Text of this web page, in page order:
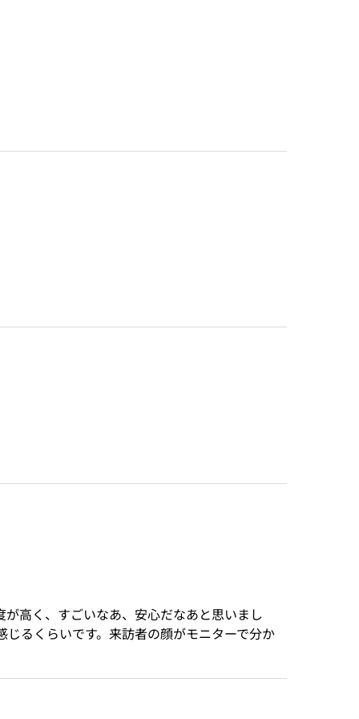
高く、すごいなあ、安心だなあと思いまし
るくらいです。来訪者の顔がモニターで分か